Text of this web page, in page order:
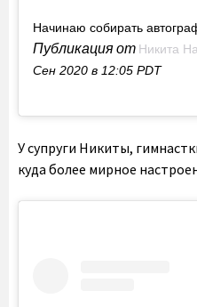
Начинаю собирать
Публикация от Никита
Сен 2020 в 12:05 PDT
У супруги Никиты,
куда более мирное